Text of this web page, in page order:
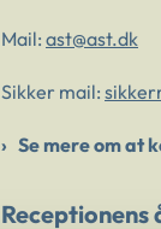
Mail: ast@ast.dk
Sikker mail:
Se mere om at